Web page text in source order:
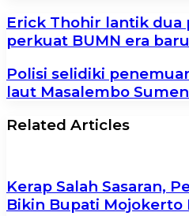
Erick Thohir lantik dua
perkuat BUMN era baru
Polisi selidiki
laut Masalembo
Related Articles
Kerap Salah Sasaran,
Bikin Bupati Mojokerto